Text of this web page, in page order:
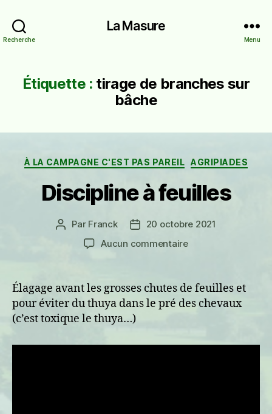
Recherche
La Masure
Menu
Étiquette : tirage de branches sur
bâche
Catégories
À LA CAMPAGNE C'EST PAS PAREIL AGRIPIADES
Discipline à feuilles
Auteur
l’article
Par Franck
Date20 octobre 2021
Aucun commentairesur
feuilles
Élagage avant les grosses chutes de feuilles et
pour éviter du thuya dans le pré des chevaux
(c’est toxique le thuya…)